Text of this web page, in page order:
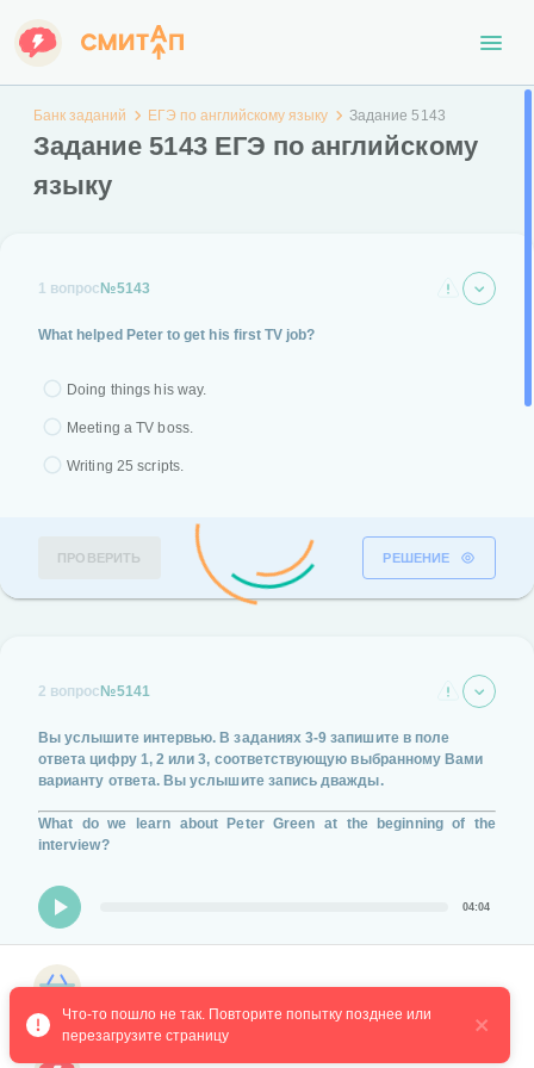
Банк заданий ЕГЭ по английскому языку Задание 5143
Задание 5143 ЕГЭ по английскому
языку
1 вопрос №5143
What helped Peter to get his first TV job?
Doing things his way.
Meeting a TV boss.
Writing 25 scripts.
ПРОВЕРИТЬ РЕШЕНИЕ
2 вопрос №5141
Вы услышите интервью. В заданиях 3-9запишите в поле
ответа цифру 1, 2 или 3, соответствующую выбранному Вами
варианту ответа. Вы услышите запись дважды.
What do we learn about Peter Green at the beginning of the
interview?
04:04
His childhood years weren't easy.
He has no experience of working in Hollywood.
Что-то пошло не так. Повторите попытку позднее или
перезагрузите страницу